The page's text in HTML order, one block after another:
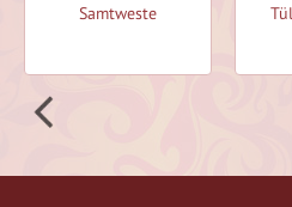
Samtweste